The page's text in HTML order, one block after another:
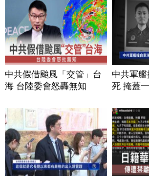
中共假借颱風「交管」台
海 台陸委會怒轟無知
中共軍
死 掩蓋